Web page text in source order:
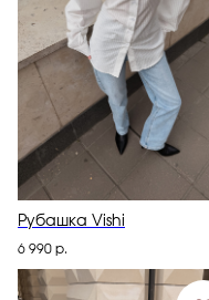
Рубашка Vishi
6 990 р.